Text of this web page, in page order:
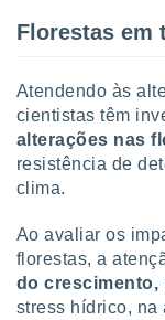
a
a
cookies,
a
site
caso,
de que
navegação
não
cookies
Florestas em
Atendendo às
cientistas têm
alterações nas
resistência de
clima.
Ao avaliar os
florestas, a
do crescimento,
stress hídrico, na